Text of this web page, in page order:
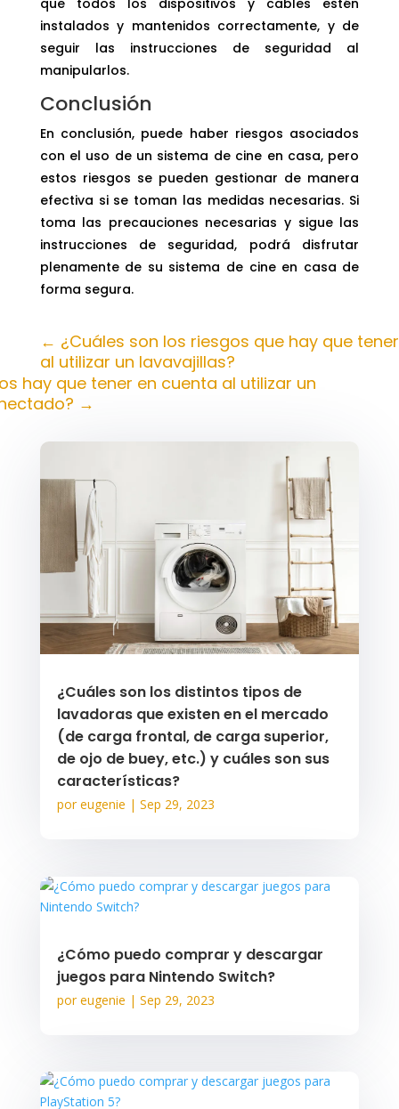
que todos los dispositivos y cables estén
instalados y mantenidos correctamente, y de
seguir las instrucciones de seguridad al
manipularlos.
Conclusión
En conclusión, puede haber riesgos asociados
con el uso de un sistema de cine en casa, pero
estos riesgos se pueden gestionar de manera
efectiva si se toman las medidas necesarias. Si
toma las precauciones necesarias y sigue las
instrucciones de seguridad, podrá disfrutar
plenamente de su sistema de cine en casa de
forma segura.
← ¿Cuáles son los riesgos que hay que
al utilizar un lavavajillas?
hay que tener en cuenta al utilizar un
→
¿Cuáles son los distintos tipos de
lavadoras que existen en el mercado
(de carga frontal, de carga superior,
de ojo de buey, etc.) y cuáles son sus
características?
poreugenie | Sep 29, 2023
¿Cómo puedo comprar y descargar
juegos para Nintendo Switch?
poreugenie | Sep 29, 2023